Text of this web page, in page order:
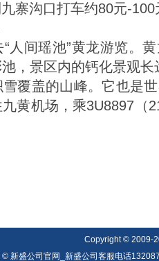
寨沟口打车约80元-100
人间瑶池”黄龙游览。
，景区内的钙化景观长
覆盖的山峰。它也是
黄机场，乘3U8897（
Copyright © 2009-
© 新盛公司官网_新盛公司客服电话